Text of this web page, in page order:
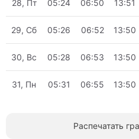
28, Пт 05:24 06:50 13:51
29, Сб 05:26 06:52 13:50
30, Вс 05:28 06:53 13:50
31, Пн 05:31 06:55 13:50
Распечатать